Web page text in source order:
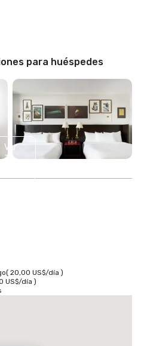
para huéspedes
Ver
3
( 20,00 US$/día )
US$/día )